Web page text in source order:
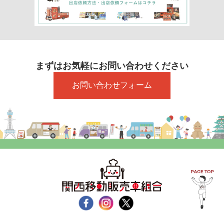
まずはお気軽にお問い合わせください
お問い合わせフォーム